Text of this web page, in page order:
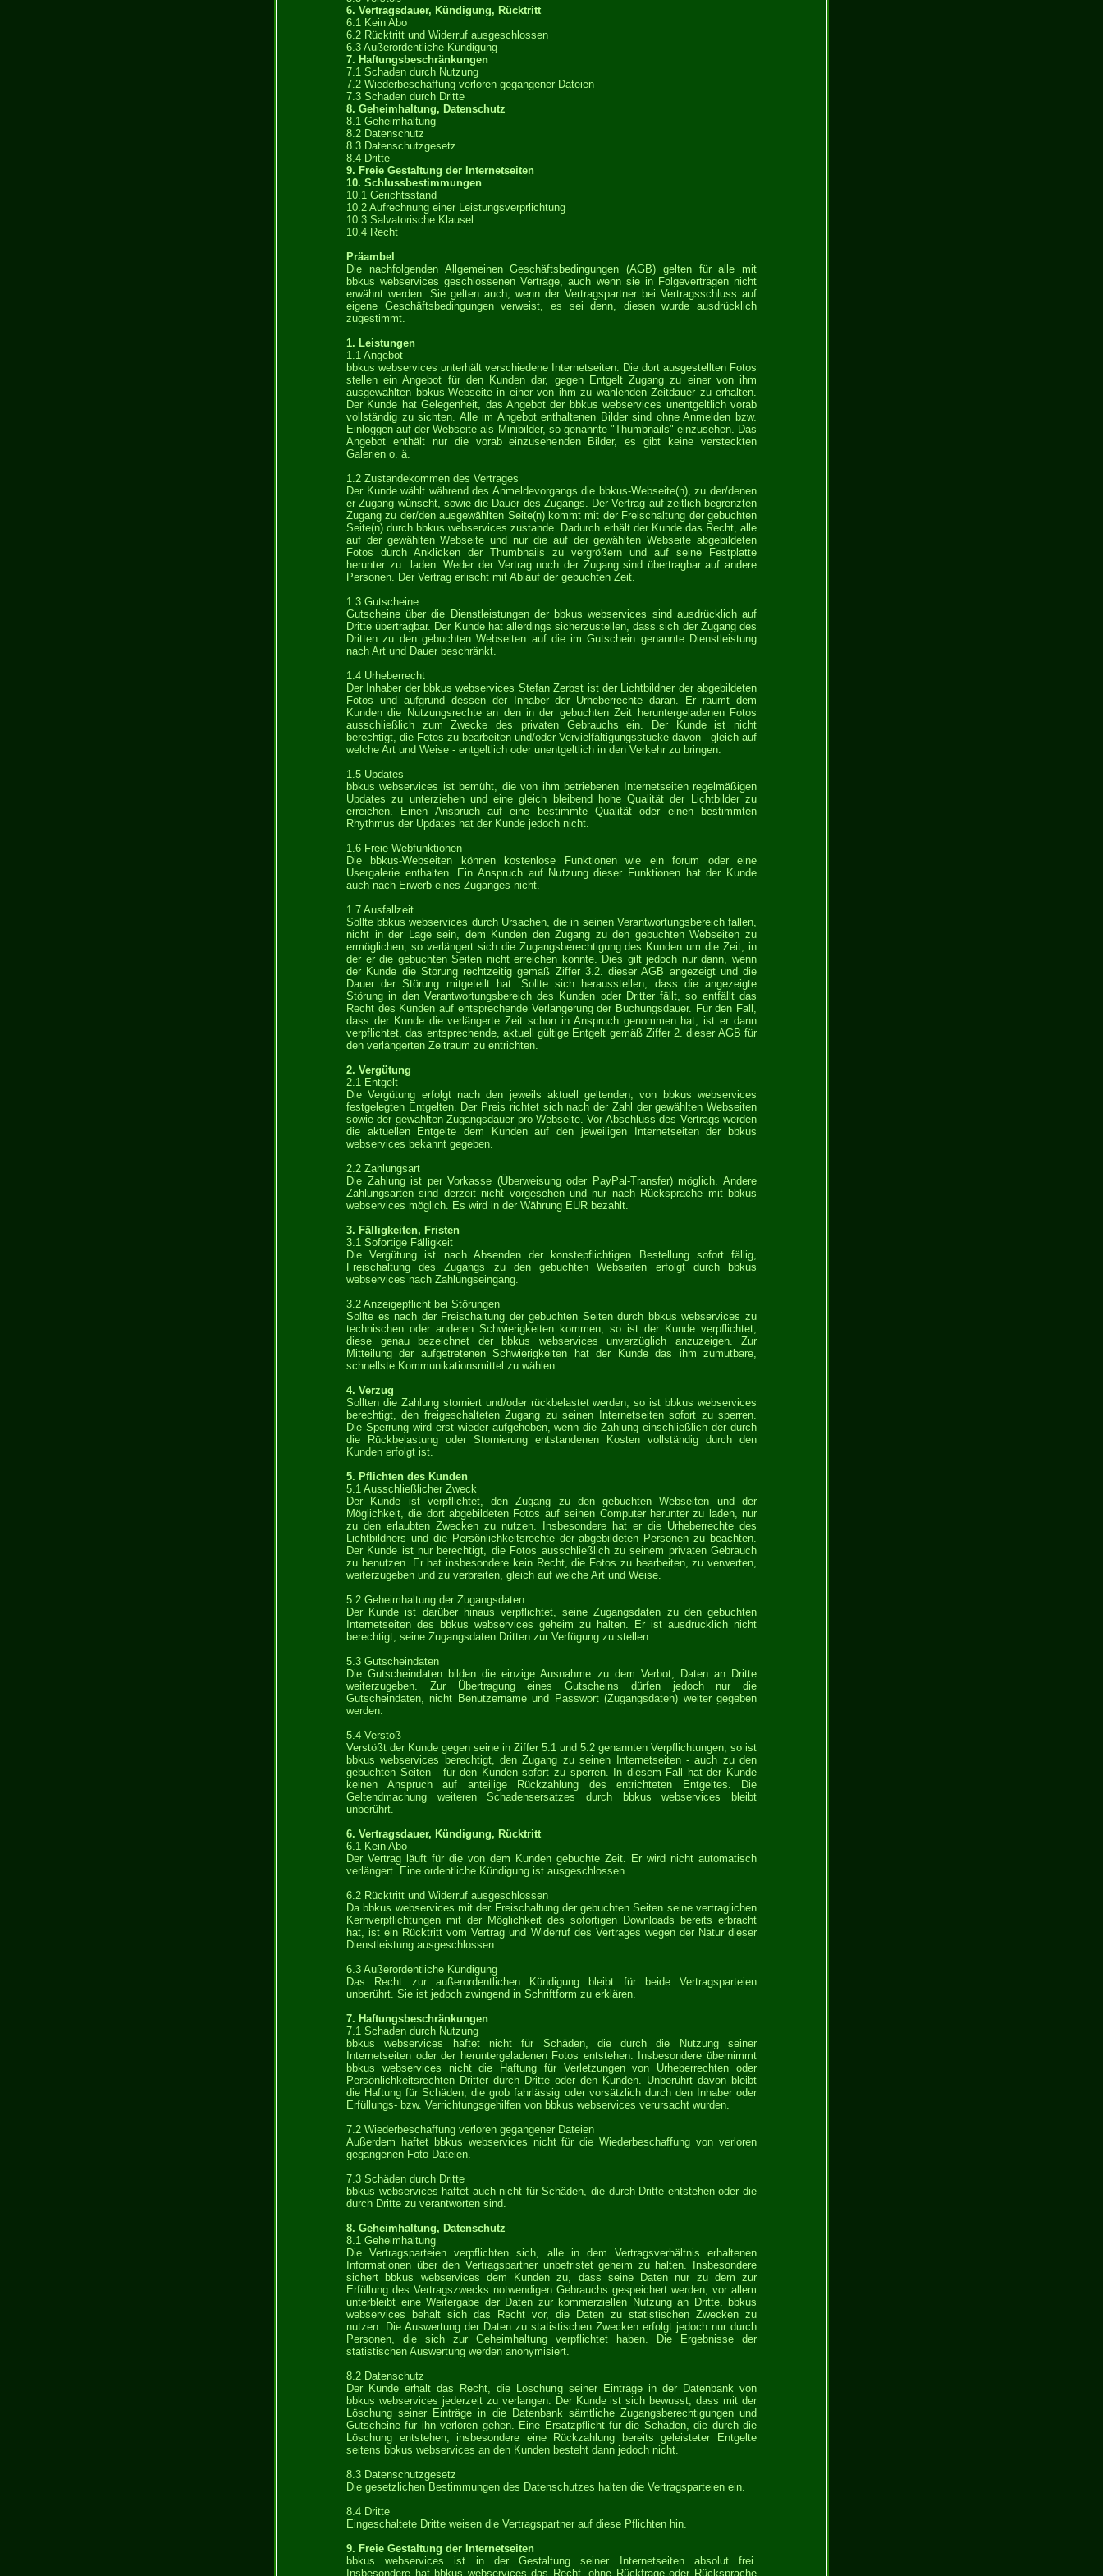
6. Vertragsdauer, Kündigung, Rücktritt
6.1 Kein Abo
6.2 Rücktritt und Widerruf ausgeschlossen
6.3 Außerordentliche Kündigung
7. Haftungsbeschränkungen
7.1 Schaden durch Nutzung
7.2 Wiederbeschaffung verloren gegangener Dateien
7.3 Schaden durch Dritte
8. Geheimhaltung, Datenschutz
8.1 Geheimhaltung
8.2 Datenschutz
8.3 Datenschutzgesetz
8.4 Dritte
9. Freie Gestaltung der Internetseiten
10. Schlussbestimmungen
10.1 Gerichtsstand
10.2 Aufrechnung einer Leistungsverprlichtung
10.3 Salvatorische Klausel
10.4 Recht
Präambel
Die nachfolgenden Allgemeinen Geschäftsbedingungen (AGB) gelten für alle mit
bbkus webservices geschlossenen Verträge, auch wenn sie in Folgeverträgen nicht
erwähnt werden. Sie gelten auch, wenn der Vertragspartner bei Vertragsschluss auf
eigene Geschäftsbedingungen verweist, es sei denn, diesen wurde ausdrücklich
zugestimmt.
1. Leistungen
1.1 Angebot
bbkus webservices unterhält verschiedene Internetseiten. Die dort ausgestellten Fotos
stellen ein Angebot für den Kunden dar, gegen Entgelt Zugang zu einer von ihm
ausgewählten bbkus-Webseite in einer von ihm zu wählenden Zeitdauer zu erhalten.
Der Kunde hat Gelegenheit, das Angebot der bbkus webservices unentgeltlich vorab
vollständig zu sichten. Alle im Angebot enthaltenen Bilder sind ohne Anmelden bzw.
Einloggen auf der Webseite als Minibilder, so genannte "Thumbnails" einzusehen. Das
Angebot enthält nur die vorab einzusehenden Bilder, es gibt keine versteckten
Galerien o. ä.
1.2 Zustandekommen des Vertrages
Der Kunde wählt während des Anmeldevorgangs die bbkus-Webseite(n), zu der/denen
er Zugang wünscht, sowie die Dauer des Zugangs. Der Vertrag auf zeitlich begrenzten
Zugang zu der/den ausgewählten Seite(n) kommt mit der Freischaltung der gebuchten
Seite(n) durch bbkus webservices zustande. Dadurch erhält der Kunde das Recht, alle
auf der gewählten Webseite und nur die auf der gewählten Webseite abgebildeten
Fotos durch Anklicken der Thumbnails zu vergrößern und auf seine Festplatte
herunter zu laden. Weder der Vertrag noch der Zugang sind übertragbar auf andere
Personen. Der Vertrag erlischt mit Ablauf der gebuchten Zeit.
1.3 Gutscheine
Gutscheine über die Dienstleistungen der bbkus webservices sind ausdrücklich auf
Dritte übertragbar. Der Kunde hat allerdings sicherzustellen, dass sich der Zugang des
Dritten zu den gebuchten Webseiten auf die im Gutschein genannte Dienstleistung
nach Art und Dauer beschränkt.
1.4 Urheberrecht
Der Inhaber der bbkus webservices Stefan Zerbst ist der Lichtbildner der abgebildeten
Fotos und aufgrund dessen der Inhaber der Urheberrechte daran. Er räumt dem
Kunden die Nutzungsrechte an den in der gebuchten Zeit heruntergeladenen Fotos
ausschließlich zum Zwecke des privaten Gebrauchs ein. Der Kunde ist nicht
berechtigt, die Fotos zu bearbeiten und/oder Vervielfältigungsstücke davon - gleich auf
welche Art und Weise - entgeltlich oder unentgeltlich in den Verkehr zu bringen.
1.5 Updates
bbkus webservices ist bemüht, die von ihm betriebenen Internetseiten regelmäßigen
Updates zu unterziehen und eine gleich bleibend hohe Qualität der Lichtbilder zu
erreichen. Einen Anspruch auf eine bestimmte Qualität oder einen bestimmten
Rhythmus der Updates hat der Kunde jedoch nicht.
1.6 Freie Webfunktionen
Die bbkus-Webseiten können kostenlose Funktionen wie ein forum oder eine
Usergalerie enthalten. Ein Anspruch auf Nutzung dieser Funktionen hat der Kunde
auch nach Erwerb eines Zuganges nicht.
1.7 Ausfallzeit
Sollte bbkus webservices durch Ursachen, die in seinen Verantwortungsbereich fallen,
nicht in der Lage sein, dem Kunden den Zugang zu den gebuchten Webseiten zu
ermöglichen, so verlängert sich die Zugangsberechtigung des Kunden um die Zeit, in
der er die gebuchten Seiten nicht erreichen konnte. Dies gilt jedoch nur dann, wenn
der Kunde die Störung rechtzeitig gemäß Ziffer 3.2. dieser AGB angezeigt und die
Dauer der Störung mitgeteilt hat. Sollte sich herausstellen, dass die angezeigte
Störung in den Verantwortungsbereich des Kunden oder Dritter fällt, so entfällt das
Recht des Kunden auf entsprechende Verlängerung der Buchungsdauer. Für den Fall,
dass der Kunde die verlängerte Zeit schon in Anspruch genommen hat, ist er dann
verpflichtet, das entsprechende, aktuell gültige Entgelt gemäß Ziffer 2. dieser AGB für
den verlängerten Zeitraum zu entrichten.
2. Vergütung
2.1 Entgelt
Die Vergütung erfolgt nach den jeweils aktuell geltenden, von bbkus webservices
festgelegten Entgelten. Der Preis richtet sich nach der Zahl der gewählten Webseiten
sowie der gewählten Zugangsdauer pro Webseite. Vor Abschluss des Vertrags werden
die aktuellen Entgelte dem Kunden auf den jeweiligen Internetseiten der bbkus
webservices bekannt gegeben.
2.2 Zahlungsart
Die Zahlung ist per Vorkasse (Überweisung oder PayPal-Transfer) möglich. Andere
Zahlungsarten sind derzeit nicht vorgesehen und nur nach Rücksprache mit bbkus
webservices möglich. Es wird in der Währung EUR bezahlt.
3. Fälligkeiten, Fristen
3.1 Sofortige Fälligkeit
Die Vergütung ist nach Absenden der konstepflichtigen Bestellung sofort fällig,
Freischaltung des Zugangs zu den gebuchten Webseiten erfolgt durch bbkus
webservices nach Zahlungseingang.
3.2 Anzeigepflicht bei Störungen
Sollte es nach der Freischaltung der gebuchten Seiten durch bbkus webservices zu
technischen oder anderen Schwierigkeiten kommen, so ist der Kunde verpflichtet,
diese genau bezeichnet der bbkus webservices unverzüglich anzuzeigen. Zur
Mitteilung der aufgetretenen Schwierigkeiten hat der Kunde das ihm zumutbare,
schnellste Kommunikationsmittel zu wählen.
4. Verzug
Sollten die Zahlung storniert und/oder rückbelastet werden, so ist bbkus webservices
berechtigt, den freigeschalteten Zugang zu seinen Internetseiten sofort zu sperren.
Die Sperrung wird erst wieder aufgehoben, wenn die Zahlung einschließlich der durch
die Rückbelastung oder Stornierung entstandenen Kosten vollständig durch den
Kunden erfolgt ist.
5. Pflichten des Kunden
5.1 Ausschließlicher Zweck
Der Kunde ist verpflichtet, den Zugang zu den gebuchten Webseiten und der
Möglichkeit, die dort abgebildeten Fotos auf seinen Computer herunter zu laden, nur
zu den erlaubten Zwecken zu nutzen. Insbesondere hat er die Urheberrechte des
Lichtbildners und die Persönlichkeitsrechte der abgebildeten Personen zu beachten.
Der Kunde ist nur berechtigt, die Fotos ausschließlich zu seinem privaten Gebrauch
zu benutzen. Er hat insbesondere kein Recht, die Fotos zu bearbeiten, zu verwerten,
weiterzugeben und zu verbreiten, gleich auf welche Art und Weise.
5.2 Geheimhaltung der Zugangsdaten
Der Kunde ist darüber hinaus verpflichtet, seine Zugangsdaten zu den gebuchten
Internetseiten des bbkus webservices geheim zu halten. Er ist ausdrücklich nicht
berechtigt, seine Zugangsdaten Dritten zur Verfügung zu stellen.
5.3 Gutscheindaten
Die Gutscheindaten bilden die einzige Ausnahme zu dem Verbot, Daten an Dritte
weiterzugeben. Zur Übertragung eines Gutscheins dürfen jedoch nur die
Gutscheindaten, nicht Benutzername und Passwort (Zugangsdaten) weiter gegeben
werden.
5.4 Verstoß
Verstößt der Kunde gegen seine in Ziffer 5.1 und 5.2 genannten Verpflichtungen, so ist
bbkus webservices berechtigt, den Zugang zu seinen Internetseiten - auch zu den
gebuchten Seiten - für den Kunden sofort zu sperren. In diesem Fall hat der Kunde
keinen Anspruch auf anteilige Rückzahlung des entrichteten Entgeltes. Die
Geltendmachung weiteren Schadensersatzes durch bbkus webservices bleibt
unberührt.
6. Vertragsdauer, Kündigung, Rücktritt
6.1 Kein Abo
Der Vertrag läuft für die von dem Kunden gebuchte Zeit. Er wird nicht automatisch
verlängert. Eine ordentliche Kündigung ist ausgeschlossen.
6.2 Rücktritt und Widerruf ausgeschlossen
Da bbkus webservices mit der Freischaltung der gebuchten Seiten seine vertraglichen
Kernverpflichtungen mit der Möglichkeit des sofortigen Downloads bereits erbracht
hat, ist ein Rücktritt vom Vertrag und Widerruf des Vertrages wegen der Natur dieser
Dienstleistung ausgeschlossen.
6.3 Außerordentliche Kündigung
Das Recht zur außerordentlichen Kündigung bleibt für beide Vertragsparteien
unberührt. Sie ist jedoch zwingend in Schriftform zu erklären.
7. Haftungsbeschränkungen
7.1 Schaden durch Nutzung
bbkus webservices haftet nicht für Schäden, die durch die Nutzung seiner
Internetseiten oder der heruntergeladenen Fotos entstehen. Insbesondere übernimmt
bbkus webservices nicht die Haftung für Verletzungen von Urheberrechten oder
Persönlichkeitsrechten Dritter durch Dritte oder den Kunden. Unberührt davon bleibt
die Haftung für Schäden, die grob fahrlässig oder vorsätzlich durch den Inhaber oder
Erfüllungs- bzw. Verrichtungsgehilfen von bbkus webservices verursacht wurden.
7.2 Wiederbeschaffung verloren gegangener Dateien
Außerdem haftet bbkus webservices nicht für die Wiederbeschaffung von verloren
gegangenen Foto-Dateien.
7.3 Schäden durch Dritte
bbkus webservices haftet auch nicht für Schäden, die durch Dritte entstehen oder die
durch Dritte zu verantworten sind.
8. Geheimhaltung, Datenschutz
8.1 Geheimhaltung
Die Vertragsparteien verpflichten sich, alle in dem Vertragsverhältnis erhaltenen
Informationen über den Vertragspartner unbefristet geheim zu halten. Insbesondere
sichert bbkus webservices dem Kunden zu, dass seine Daten nur zu dem zur
Erfüllung des Vertragszwecks notwendigen Gebrauchs gespeichert werden, vor allem
unterbleibt eine Weitergabe der Daten zur kommerziellen Nutzung an Dritte. bbkus
webservices behält sich das Recht vor, die Daten zu statistischen Zwecken zu
nutzen. Die Auswertung der Daten zu statistischen Zwecken erfolgt jedoch nur durch
Personen, die sich zur Geheimhaltung verpflichtet haben. Die Ergebnisse der
statistischen Auswertung werden anonymisiert.
8.2 Datenschutz
Der Kunde erhält das Recht, die Löschung seiner Einträge in der Datenbank von
bbkus webservices jederzeit zu verlangen. Der Kunde ist sich bewusst, dass mit der
Löschung seiner Einträge in die Datenbank sämtliche Zugangsberechtigungen und
Gutscheine für ihn verloren gehen. Eine Ersatzpflicht für die Schäden, die durch die
Löschung entstehen, insbesondere eine Rückzahlung bereits geleisteter Entgelte
seitens bbkus webservices an den Kunden besteht dann jedoch nicht.
8.3 Datenschutzgesetz
Die gesetzlichen Bestimmungen des Datenschutzes halten die Vertragsparteien ein.
8.4 Dritte
Eingeschaltete Dritte weisen die Vertragspartner auf diese Pflichten hin.
9. Freie Gestaltung der Internetseiten
bbkus webservices ist in der Gestaltung seiner Internetseiten absolut frei.
Insbesondere hat bbkus webservices das Recht, ohne Rückfrage oder Rücksprache